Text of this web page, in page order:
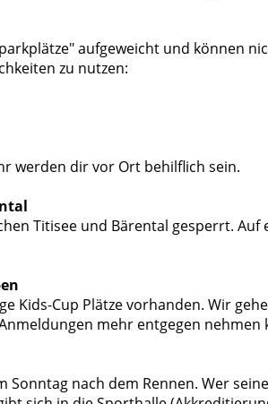
aufgeweicht und können
zu nutzen:
werden dir vor Ort behilflich sein.
Titisee und Bärental gesperrt. Auf
Kids-Cup Plätze vorhanden. Wir
mehr entgegen nehmen
Sonntag nach dem Rennen. Wer